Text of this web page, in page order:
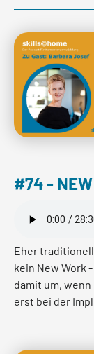
Im Podcast
Teambuilding
besten von
Per
#74 -
Eher
kein New Work
damit um,
erst bei der